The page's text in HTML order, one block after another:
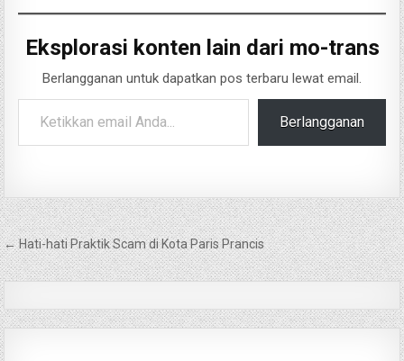
Eksplorasi konten lain dari mo-trans
Berlangganan untuk dapatkan pos terbaru lewat email.
Ketikkan email Anda...
Berlangganan
Navigasi
pos
← Hati-hati Praktik Scam di Kota Paris Prancis